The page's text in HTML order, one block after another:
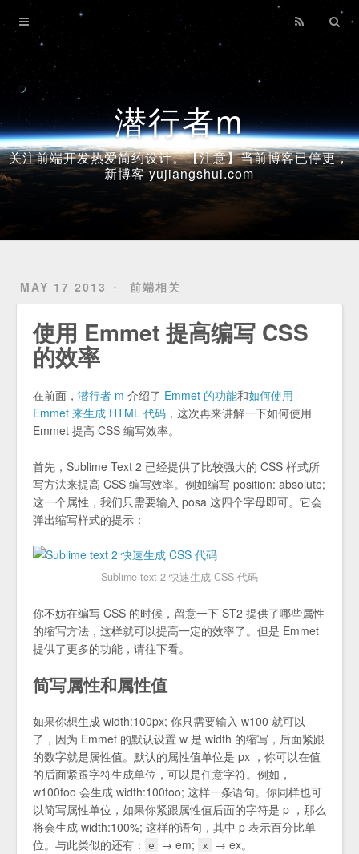
潜行者m
关注前端开发热爱简约设计。【注意】当前博客已停更，
新博客 yujiangshui.com
MAY 17 2013 前端相关
使用 Emmet 提高编写 CSS
的效率
在前面， 潜行者 m 介绍了 Emmet 的功能和如何使用
Emmet 来生成 HTML 代码 ，这次再来讲解一下如何使用
Emmet 提高 CSS 编写效率。
首先，Sublime Text 2 已经提供了比较强大的 CSS 样式所
写方法来提高 CSS 编写效率。例如编写 position: absolute;
这一个属性，我们只需要输入 posa 这四个字母即可。它会
弹出缩写样式的提示：
Sublime text 2 快速生成 CSS 代码
你不妨在编写 CSS 的时候，留意一下 ST2 提供了哪些属性
的缩写方法，这样就可以提高一定的效率了。但是 Emmet
提供了更多的功能，请往下看。
简写属性和属性值
如果你想生成 width:100px; 你只需要输入 w100 就可以
了，因为 Emmet 的默认设置 w 是 width 的缩写，后面紧跟
的数字就是属性值。默认的属性值单位是 px ，你可以在值
的后面紧跟字符生成单位，可以是任意字符。例如，
w100foo 会生成 width:100foo; 这样一条语句。你同样也可
以简写属性单位，如果你紧跟属性值后面的字符是 p ，那么
将会生成 width:100%; 这样的语句，其中 p 表示百分比单
位。与此类似的还有： e → em; x → ex。
Home